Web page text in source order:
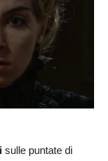
sulle puntate di